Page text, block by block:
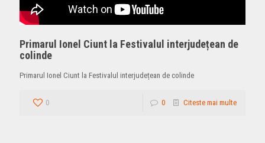
Primarul Ionel Ciunt la Festivalul interjudețean de
colinde
Primarul Ionel Ciunt la Festivalul interjudețean de colinde
0 0 Citeste mai multe